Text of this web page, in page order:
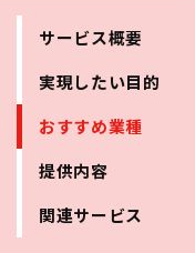
サービス概要
実現したい目的
おすすめ業種
提供内容
関連サービス